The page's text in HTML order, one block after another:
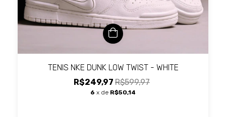
TENIS NKE DUNK LOW TWIST - WHITE
R$249,97 R$599,97
6 x de R$50,14